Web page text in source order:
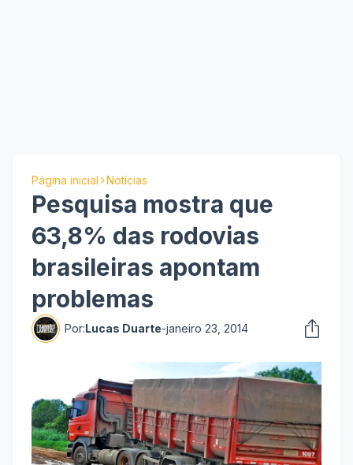
Página inicial Notícias
Pesquisa mostra que
63,8% das rodovias
brasileiras apontam
problemas
Por:Lucas Duarte-janeiro 23, 2014